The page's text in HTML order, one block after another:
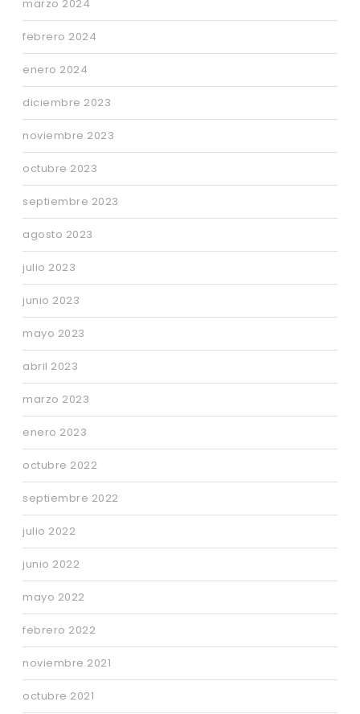
marzo 2024
febrero 2024
enero 2024
diciembre 2023
noviembre 2023
octubre 2023
septiembre 2023
agosto 2023
julio 2023
junio 2023
mayo 2023
abril 2023
marzo 2023
enero 2023
octubre 2022
septiembre 2022
julio 2022
junio 2022
mayo 2022
febrero 2022
noviembre 2021
octubre 2021